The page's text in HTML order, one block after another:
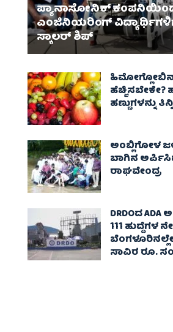
ಪ್ಯಾನಾಸೋನಿಕ್
ಎಂಜಿನಿಯರಿಂಗ್
ಸ್ಕಾಲರ್ ಶಿಪ್
ಹೆಚ್ಚಿಸಬೇಕೇ?
ಹಣ್ಣುಗಳನ್ನು ತಿನ್ನಿ
ಅಂಬ್ಲಿಗೋಳ
ಬಾಗಿನ
ರಾಘವೇಂದ್ರ
DRDOದ
111 ಹುದ್ದೆಗಳ
ಸಾವಿರ ರೂ.